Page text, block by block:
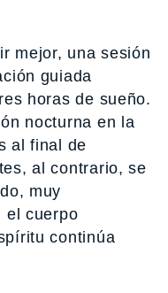
mejor, una sesión
guiada
horas de sueño.
nocturna en la
al final de
al contrario, se
muy
el cuerpo
continúa